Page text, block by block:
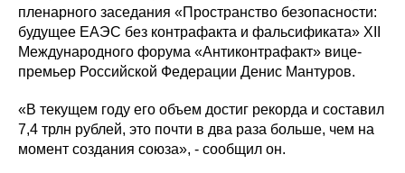
пленарного заседания «Пространство безопасности:
будущее ЕАЭС без контрафакта и фальсификата» XII
Международного форума «Антиконтрафакт» вице-
премьер Российской Федерации Денис Мантуров.
«В текущем году его объем достиг рекорда и составил
7,4 трлн рублей, это почти в два раза больше, чем на
момент создания союза», - сообщил он.